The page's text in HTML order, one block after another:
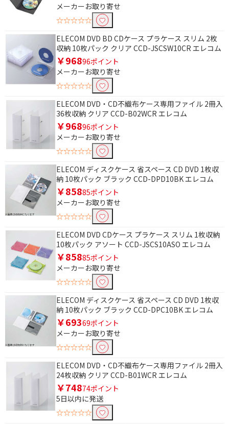
メーカーお取り寄せ
☆☆☆☆☆
ELECOM DVD BD CDケース プラケース スリム 2枚
収納 10枚パック クリア CCD-JSCSW10CR エレコム
￥96896ポイント
メーカーお取り寄せ
☆☆☆☆☆
ELECOM DVD・CD不織布ケース専用ファイル 2冊入
36枚収納 クリア CCD-B02WCR エレコム
￥96896ポイント
メーカーお取り寄せ
☆☆☆☆☆
ELECOM ディスクケース 省スペース CD DVD 1枚収
納 10枚パック ブラック CCD-DPD10BK エレコム
￥85885ポイント
メーカーお取り寄せ
☆☆☆☆☆
ELECOM DVD CDケース プラケース スリム 1枚収納
10枚パック アソート CCD-JSCS10ASO エレコム
￥85885ポイント
メーカーお取り寄せ
☆☆☆☆☆
ELECOM ディスクケース 省スペース CD DVD 1枚収
納 10枚パック ブラック CCD-DPC10BK エレコム
￥69369ポイント
メーカーお取り寄せ
☆☆☆☆☆
ELECOM DVD・CD不織布ケース専用ファイル 2冊入
24枚収納 クリア CCD-B01WCR エレコム
￥74874ポイント
5日以内に発送
☆☆☆☆☆